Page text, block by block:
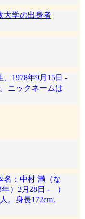
大学の出身者
1978年9月15日 -
ニックネームは
名：中村 満（な
）2月28日 - ）
。身長172cm。